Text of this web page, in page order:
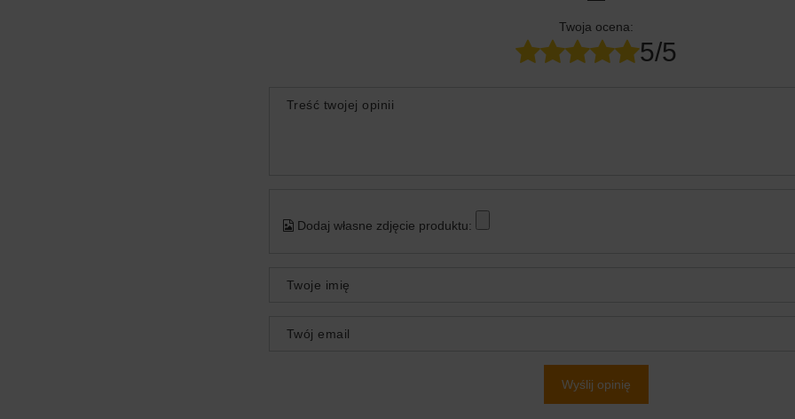
Twoja ocena:
5/5
Treść twojej opinii
Dodaj własne zdjęcie produktu:
Twoje imię
Twój email
Wyślij opinię